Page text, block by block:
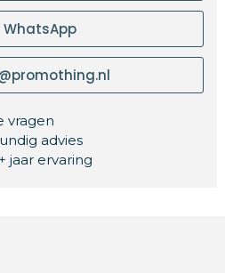
WhatsApp
vragen
advies
jaar ervaring